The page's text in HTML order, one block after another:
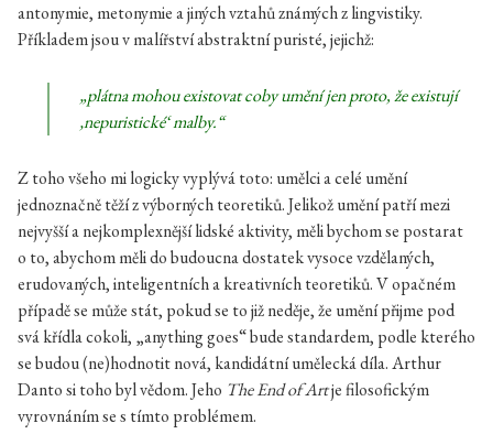
antonymie, metonymie a jiných vztahů známých z lingvistiky.
Příkladem jsou v malířství abstraktní puristé, jejichž:
„plátna mohou existovat coby umění jen proto, že existují
‚nepuristické‘ malby.“
Z toho všeho mi logicky vyplývá toto: umělci a celé umění
jednoznačně těží z výborných teoretiků. Jelikož umění patří mezi
nejvyšší a nejkomplexnější lidské aktivity, měli bychom se postarat
o to, abychom měli do budoucna dostatek vysoce vzdělaných,
erudovaných, inteligentních a kreativních teoretiků. V opačném
případě se může stát, pokud se to již neděje, že umění přijme pod
svá křídla cokoli, „anything goes“ bude standardem, podle kterého
se budou (ne)hodnotit nová, kandidátní umělecká díla. Arthur
Danto si toho byl vědom. Jeho The End of Artje filosofickým
vyrovnáním se s tímto problémem.